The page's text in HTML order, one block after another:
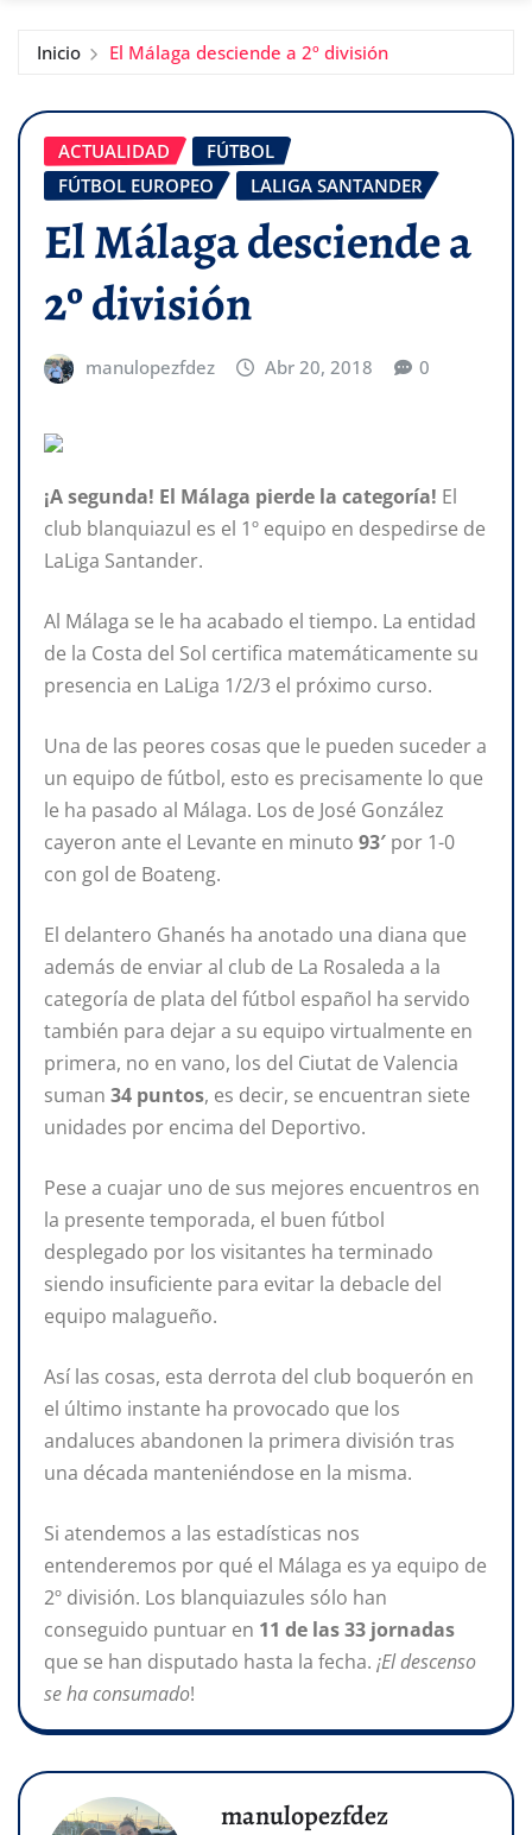
Inicio El Málaga desciende a 2º división
ACTUALIDAD
FÚTBOL
FÚTBOL EUROPEO
LALIGA SANTANDER
El Málaga desciende a
2º división
manulopezfdez Abr 20, 2018 0
¡A segunda! El Málaga pierde la categoría! El
club blanquiazul es el 1º equipo en despedirse de
LaLiga Santander.
Al Málaga se le ha acabado el tiempo. La entidad
de la Costa del Sol certifica matemáticamente su
presencia en LaLiga 1/2/3 el próximo curso.
Una de las peores cosas que le pueden suceder a
un equipo de fútbol, esto es precisamente lo que
le ha pasado al Málaga. Los de José González
cayeron ante el Levante en minuto 93′ por 1-0
con gol de Boateng.
El delantero Ghanés ha anotado una diana que
además de enviar al club de La Rosaleda a la
categoría de plata del fútbol español ha servido
también para dejar a su equipo virtualmente en
primera, no en vano, los del Ciutat de Valencia
suman 34 puntos, es decir, se encuentran siete
unidades por encima del Deportivo.
Pese a cuajar uno de sus mejores encuentros en
la presente temporada, el buen fútbol
desplegado por los visitantes ha terminado
siendo insuficiente para evitar la debacle del
equipo malagueño.
Así las cosas, esta derrota del club boquerón en
el último instante ha provocado que los
andaluces abandonen la primera división tras
una década manteniéndose en la misma.
Si atendemos a las estadísticas nos
entenderemos por qué el Málaga es ya equipo de
2º división. Los blanquiazules sólo han
conseguido puntuar en 11 de las 33 jornadas
que se han disputado hasta la fecha. ¡El descenso
se ha consumado!
manulopezfdez